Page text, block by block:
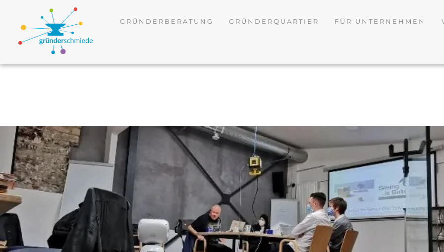
GRÜNDERBERATUNG GRÜNDERQUARTIER FÜR UNTERNEHMEN